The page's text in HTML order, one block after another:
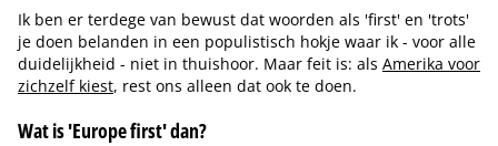
Ik ben er terdege van bewust dat woorden als 'first' en 'trots'
je doen belanden in een populistisch hokje waar ik - voor alle
duidelijkheid - niet in thuishoor. Maar feit is: als Amerika voor
zichzelf kiest, rest ons alleen dat ook te doen.
Wat is 'Europe first' dan?